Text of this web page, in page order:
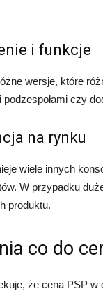
i funkcje
wersje, które
czy
na rynku
wiele innych
W przypadku
produktu.
co do
że cena PSP w